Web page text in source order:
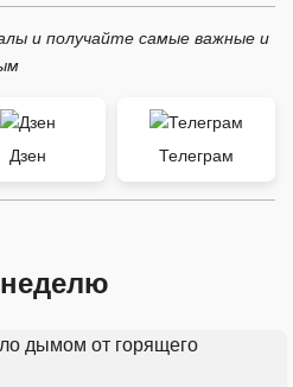
и получайте самые важные и
Дзен Телеграм